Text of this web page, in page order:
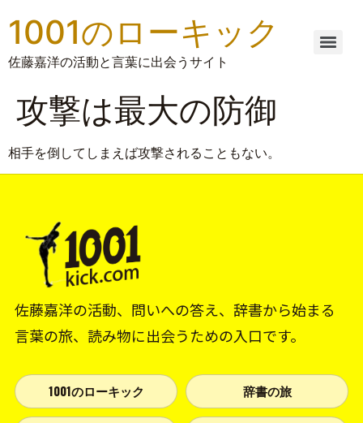
1001のローキック
佐藤嘉洋の活動と言葉に出会うサイト
攻撃は最大の防御
相手を倒してしまえば攻撃されることもない。
佐藤嘉洋の活動、問いへの答え、辞書から始まる
言葉の旅、読み物に出会うための入口です。
1001のローキック 辞書の旅